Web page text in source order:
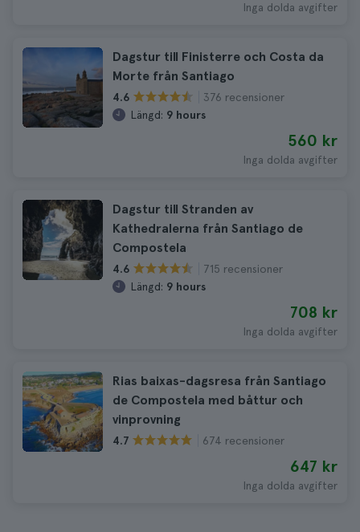
Inga dolda avgifter
Dagstur till Finisterre och Costa da
Morte från Santiago
4.6
376 recensioner
Längd: 9 hours
560 kr
Inga dolda avgifter
Dagstur till Stranden av
Kathedralerna från Santiago de
Compostela
4.6
715 recensioner
Längd: 9 hours
708 kr
Inga dolda avgifter
Rias baixas-dagsresa från Santiago
de Compostela med båttur och
vinprovning
4.7 674 recensioner
647 kr
Inga dolda avgifter